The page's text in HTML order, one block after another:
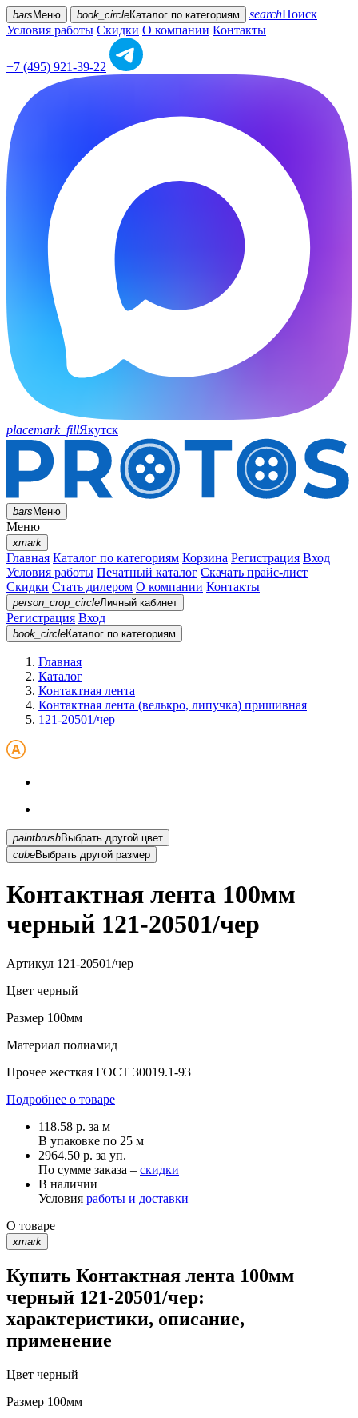
bars Меню book_circleКаталог по категориям searchПоиск
Условия работы Скидки О компании Контакты
+7 (495) 921-39-22
placemark_fillЯкутск
barsМеню
Меню
xmark
Главная Каталог по категориям Корзина Регистрация Вход
Условия работы Печатный каталог Скачать прайс-лист
Скидки Стать дилером О компании Контакты
person_crop_circleЛичный кабинет
Регистрация Вход
book_circleКаталог по категориям
Главная
Каталог
Контактная лента
Контактная лента (велькро, липучка) пришивная
121-20501/чер
paintbrush
Выбрать другой цвет
cubeВыбрать другой размер
Контактная лента 100мм
черный 121-20501/чер
Артикул 121-20501/чер
Цвет черный
Размер 100мм
Материал полиамид
Прочее жесткая ГОСТ 30019.1-93
Подробнее о товаре
118.58 р. за м
В упаковке по 25 м
2964.50 р. за уп.
По сумме заказа – скидки
В наличии
Условия работы и доставки
О товаре
xmark
Купить Контактная лента 100мм
черный 121-20501/чер:
характеристики, описание,
применение
Цвет черный
Размер 100мм